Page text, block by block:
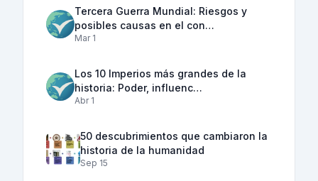
Tercera Guerra Mundial: Riesgos y
posibles causas en el con…
Mar 1
Los 10 Imperios más grandes de la
historia: Poder, influenc…
Abr 1
50 descubrimientos que cambiaron la
historia de la humanidad
Sep 15